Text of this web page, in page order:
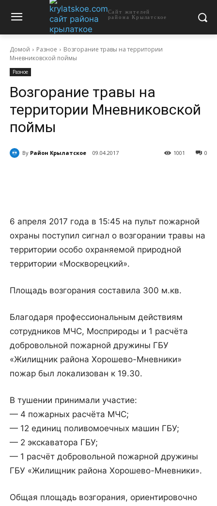
Сайт жителей
района Крылатское
Домой Разное
Возгорание травы на территории
Мневниковской поймы
Разное
Возгорание травы на
территории Мневниковской
поймы
By Район Крылатское 09.04.2017 0
1001
6 апреля 2017 года в 15:45 на пульт пожарной
охраны поступил сигнал о возгорании травы на
территории особо охраняемой природной
территории «Москворецкий».
Площадь возгорания составила 300 м.кв.
Благодаря профессиональным действиям
сотрудников МЧС, Мосприроды и 1 расчёта
добровольной пожарной дружины ГБУ
«Жилищник района Хорошево-Мневники»
пожар был локализован к 19.30.
В тушении принимали участие:
— 4 пожарных расчёта МЧС;
— 12 единиц поливомоечных машин ГБУ;
— 2 экскаватора ГБУ;
— 1 расчёт добровольной пожарной дружины
ГБУ «Жилищник района Хорошево-Мневники».
Общая площадь возгорания, ориентировочно